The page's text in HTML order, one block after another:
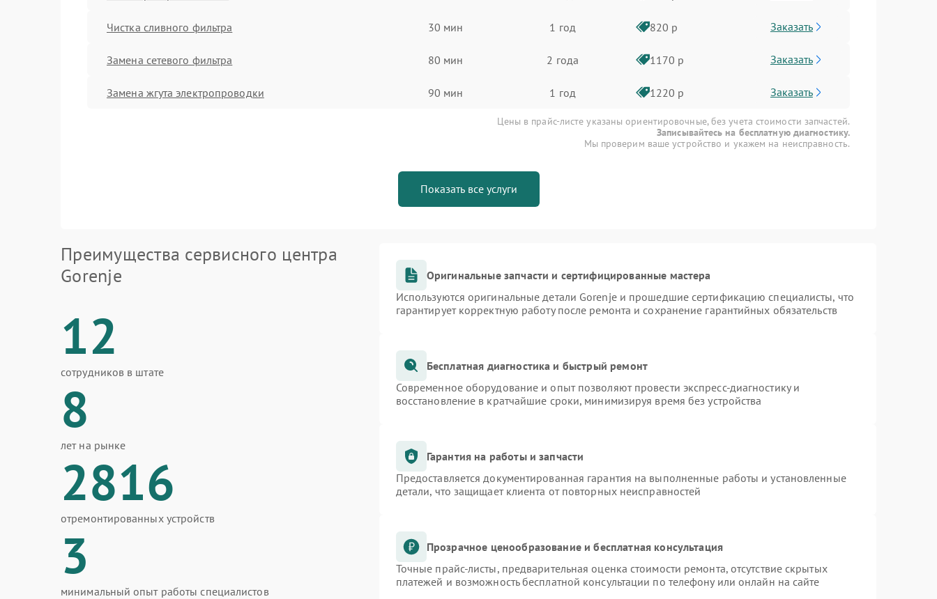
Чистка сливного фильтра 30 мин 1 год 820 р Заказать
Замена сетевого фильтра 80 мин 2 года 1170 р Заказать
Замена жгута электропроводки 90 мин 1 год 1220 р Заказать
Цены в прайс-листе указаны ориентировочные, без учета стоимости запчастей.
Записывайтесь на бесплатную диагностику.
Мы проверим ваше устройство и укажем на неисправность.
Показать все услуги
Преимущества сервисного центра
Gorenje
12
сотрудников в штате
8
лет на рынке
2816
отремонтированных устройств
3
минимальный опыт работы специалистов
Оригинальные запчасти и сертифицированные мастера
Используются оригинальные детали Gorenje и прошедшие сертификацию специалисты, что
гарантирует корректную работу после ремонта и сохранение гарантийных обязательств
Бесплатная диагностика и быстрый ремонт
Современное оборудование и опыт позволяют провести экспресс-диагностику и
восстановление в кратчайшие сроки, минимизируя время без устройства
Гарантия на работы и запчасти
Предоставляется документированная гарантия на выполненные работы и установленные
детали, что защищает клиента от повторных неисправностей
Прозрачное ценообразование и бесплатная консультация
Точные прайс-листы, предварительная оценка стоимости ремонта, отсутствие скрытых
платежей и возможность бесплатной консультации по телефону или онлайн на сайте